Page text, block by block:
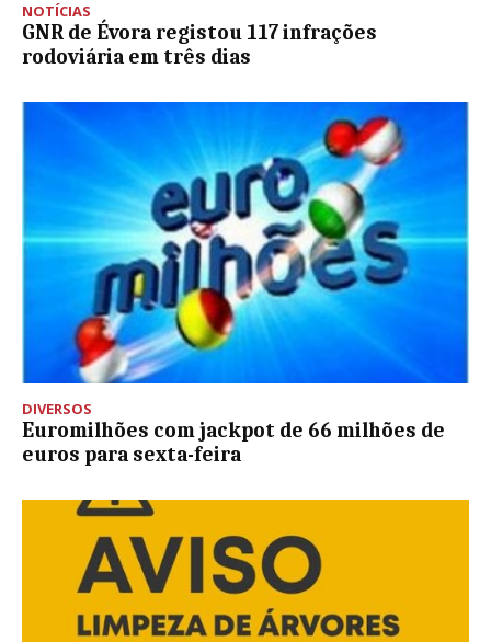
NOTÍCIAS
GNR de Évora registou 117 infrações
rodoviária em três dias
DIVERSOS
Euromilhões com jackpot de 66 milhões de
euros para sexta-feira